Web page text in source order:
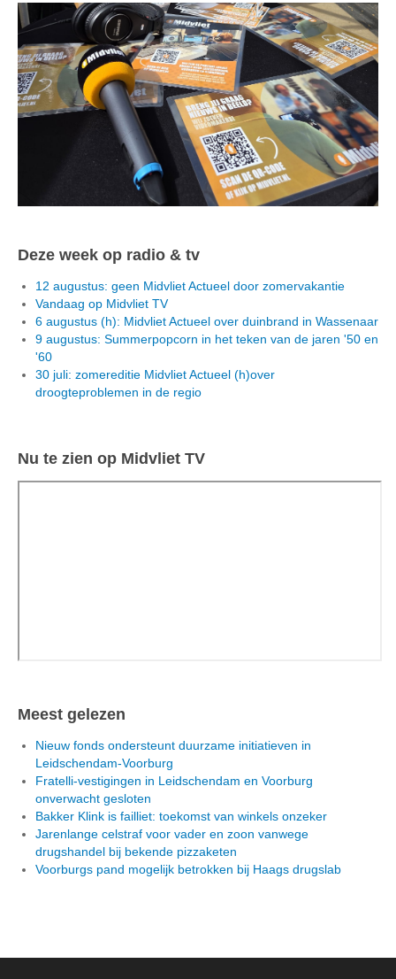
Deze week op radio & tv
12 augustus: geen Midvliet Actueel door zomervakantie
Vandaag op Midvliet TV
6 augustus (h): Midvliet Actueel over duinbrand in Wassenaar
9 augustus: Summerpopcorn in het teken van de jaren '50 en
'60
30 juli: zomereditie Midvliet Actueel (h)over
droogteproblemen in de regio
Nu te zien op Midvliet TV
Meest gelezen
Nieuw fonds ondersteunt duurzame initiatieven in
Leidschendam-Voorburg
Fratelli-vestigingen in Leidschendam en Voorburg
onverwacht gesloten
Bakker Klink is failliet: toekomst van winkels onzeker
Jarenlange celstraf voor vader en zoon vanwege
drugshandel bij bekende pizzaketen
Voorburgs pand mogelijk betrokken bij Haags drugslab